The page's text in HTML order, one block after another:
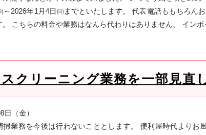
～2026年1月4日㈰までといたします。 代表電話ももちろ
こちらの料金や業務はなんら代わりはありません。 インボ
クリーニング業務を一部見直
日（金）
掃業務を今後は行わないこととします。 便利屋時代より